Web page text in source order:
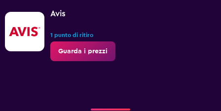
Avis
1 punto di ritiro
Guarda i prezzi